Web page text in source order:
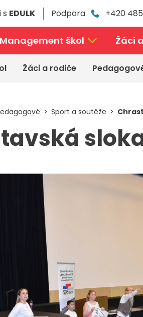
s EDULK Podpora +420
Management škol Žáci
Žáci a rodiče
Sport a soutěže